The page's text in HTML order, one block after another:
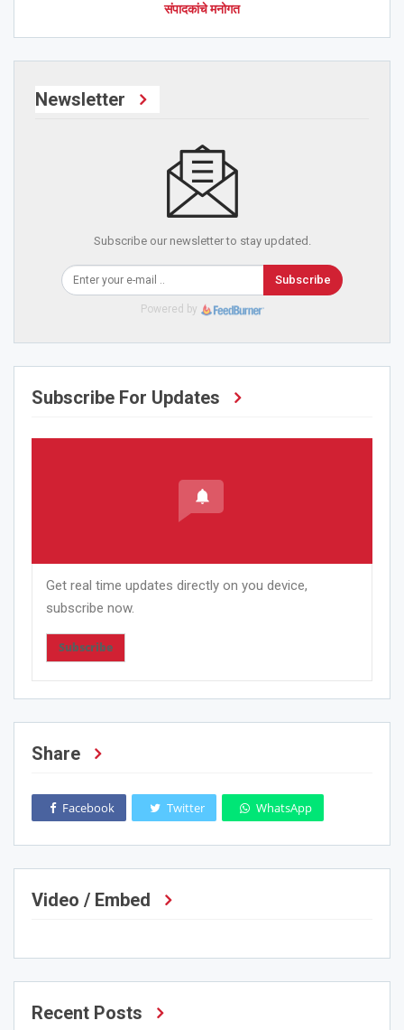
संपादकांचे मनोगत
Newsletter
Subscribe our newsletter to stay updated.
Subscribe
Powered by
Subscribe For Updates
Get real time updates directly on you device,
subscribe now.
Subscribe
Share
Facebook Twitter WhatsApp
Video / Embed
Recent Posts